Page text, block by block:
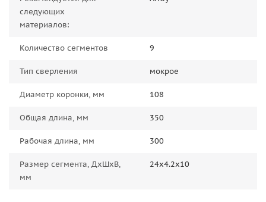
следующих
материалов:
Количество сегментов 9
Тип сверления мокрое
Диаметр коронки, мм 108
Общая длина, мм 350
Рабочая длина, мм 300
Размер сегмента, ДxШxВ,
мм
24x4.2x10